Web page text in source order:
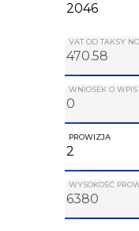
VAT OD TAKSY
WNIOSEK O
PROWIZJA
WYSOKOŚĆ